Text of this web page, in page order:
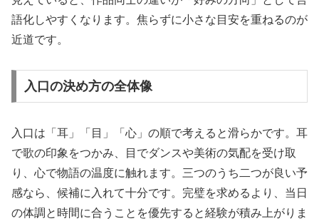
語化しやすくなります。焦らずに小さな目安を重ねるのが
近道です。
入口の決め方の全体像
入口は「耳」「目」「心」の順で考えると滑らかです。耳
で歌の印象をつかみ、目でダンスや美術の気配を受け取
り、心で物語の温度に触れます。三つのうち二つが良い予
感なら、候補に入れて十分です。完璧を求めるより、当日
の体調と時間に合うことを優先すると経験が積み上がりま